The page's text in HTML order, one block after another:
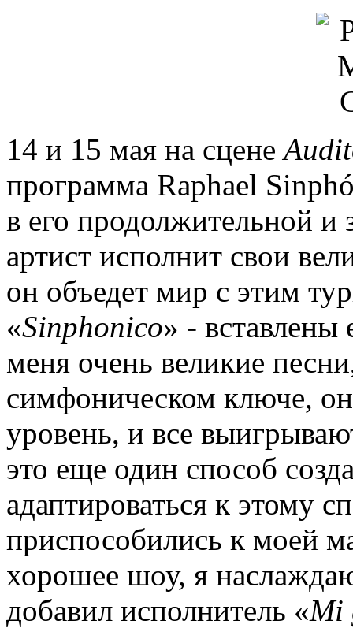
14 и 15 мая на сцене
программа Raphael
в его продолжительной и
артист исполнит свои
он объедет мир с этим
«Sinphonico» - вставлены
меня очень великие
симфоническом ключе,
уровень, и все
это еще один способ
адаптироваться к этому
приспособились к моей
хорошее шоу, я
добавил исполнитель «Mi